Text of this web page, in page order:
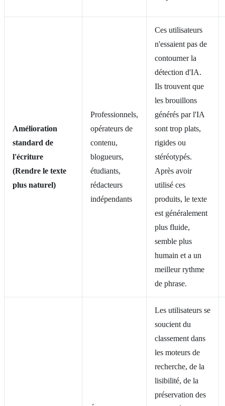
Amélioration
standard de
l'écriture
(Rendre le texte
plus naturel)
Professionnels,
opérateurs de
contenu,
blogueurs,
étudiants,
rédacteurs
indépendants
Ces utilisateurs
n'essaient pas de
contourner la
détection d'IA.
Ils trouvent que
les brouillons
générés par l'IA
sont trop plats,
rigides ou
stéréotypés.
Après avoir
utilisé ces
produits, le texte
est généralement
plus fluide,
semble plus
humain et a un
meilleur rythme
de phrase.
Les utilisateurs se
soucient du
classement dans
les moteurs de
recherche, de la
lisibilité, de la
préservation des